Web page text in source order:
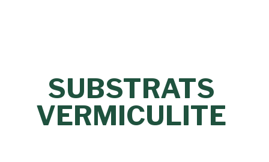
SUBSTRATS
VERMICULITE